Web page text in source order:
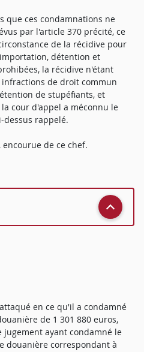
que ces condamnations ne
par l'article 370 précité, ce
de la récidive pour
détention et
la récidive n'étant
de droit commun
de stupéfiants, et
cour d'appel a méconnu le
dessus rappelé.
encourue de ce chef.
en ce qu'il a condamné
de 1 301 880 euros,
ayant condamné le
douanière correspondant à